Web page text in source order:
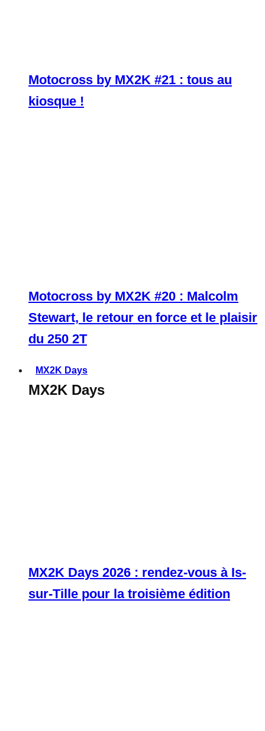
Motocross by MX2K #21 : tous au
kiosque !
Motocross by MX2K #20 : Malcolm
Stewart, le retour en force et le plaisir
du 250 2T
MX2K Days
MX2K Days
MX2K Days 2026 : rendez-vous à Is-
sur-Tille pour la troisième édition